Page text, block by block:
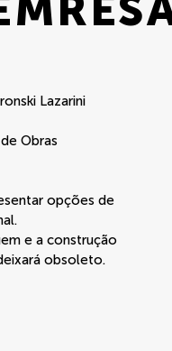
Lazarini
Obras
opções de
e a construção
obsoleto.